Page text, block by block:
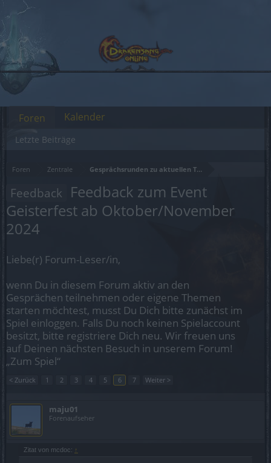
Foren Zentrale Gesprächsrunden zu aktuellen Themen
Feedback Feedback zum Event
Geisterfest ab Oktober/November
2024
Liebe(r) Forum-Leser/in,
wenn Du in diesem Forum aktiv an den
Gesprächen teilnehmen oder eigene Themen
starten möchtest, musst Du Dich bitte zunächst im
Spiel einloggen. Falls Du noch keinen Spielaccount
besitzt, bitte registriere Dich neu. Wir freuen uns
auf Deinen nächsten Besuch in unserem Forum!
„Zum Spiel“
< Zurück 1 2 3 4 5 6 7 Weiter >
maju01
Forenaufseher
Zitat von mcdoc: ↑
Foren
Letzte Beiträge
Kalender